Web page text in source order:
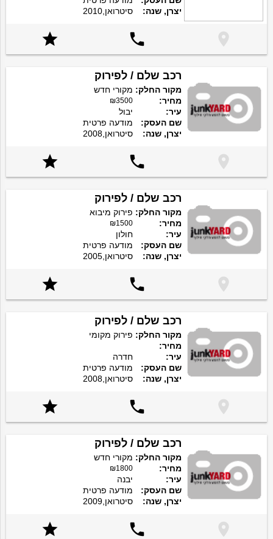
יצרן, שנה:
סיטרואן,2010



רכב שלם / לפירוק
מקור החלק: מקורי חדש
מחיר:
₪3500
עיר:
יבול
שם העסק:
מודעה פרטית
יצרן, שנה:
סיטרואן,2008



רכב שלם / לפירוק
מקור החלק: פירוק מיבוא
מחיר:
₪1500
עיר:
חולון
שם העסק:
מודעה פרטית
יצרן, שנה:
סיטרואן,2005



רכב שלם / לפירוק
מקור החלק: פירוק מקומי
מחיר:
עיר:
חדרה
שם העסק:
מודעה פרטית
יצרן, שנה:
סיטרואן,2008



רכב שלם / לפירוק
מקור החלק: מקורי חדש
מחיר:
₪1800
עיר:
יבנה
שם העסק:
מודעה פרטית
יצרן, שנה:
סיטרואן,2009


